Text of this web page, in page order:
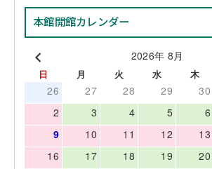
本館開館カレンダー
2026年 8月
日 月 火 水 木
26 27 28 29 30
2
3 4 5 6
9
10 11 12 13
16
17 18 19 20